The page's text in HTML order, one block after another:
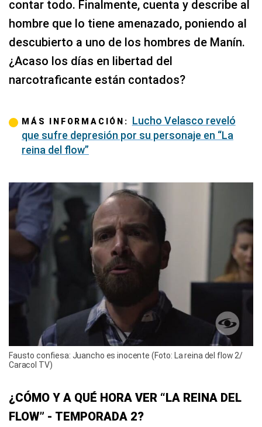
contar todo. Finalmente, cuenta y describe al
hombre que lo tiene amenazado, poniendo al
descubierto a uno de los hombres de Manín.
¿Acaso los días en libertad del
narcotraficante están contados?
MÁS INFORMACIÓN: Lucho Velasco reveló
que sufre depresión por su personaje en “La
reina del flow”
Fausto confiesa: Juancho es inocente (Foto: La reina del flow 2/
Caracol TV)
¿CÓMO Y A QUÉ HORA VER “LA REINA DEL
FLOW” - TEMPORADA 2?